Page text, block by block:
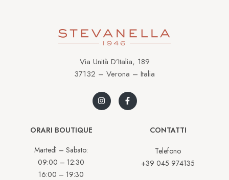
Via Unità D’Italia, 189
37132 – Verona – Italia
ORARI BOUTIQUE
Martedì – Sabato:
09:00 – 12:30
16:00 – 19:30
CONTATTI
Telefono
+39 045 974135